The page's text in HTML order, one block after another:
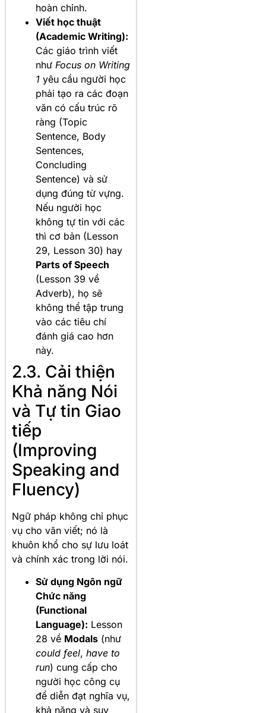
hoàn chỉnh.
Viết học thuật
(Academic Writing):
Các giáo trình viết
như Focus on Writing
1 yêu cầu người học
phải tạo ra các đoạn
văn có cấu trúc rõ
ràng (Topic
Sentence, Body
Sentences,
Concluding
Sentence) và sử
dụng đúng từ vựng.
Nếu người học
không tự tin với các
thì cơ bản (Lesson
29, Lesson 30) hay
Parts of Speech
(Lesson 39 về
Adverb), họ sẽ
không thể tập trung
vào các tiêu chí
đánh giá cao hơn
này.
2.3. Cải thiện
Khả năng Nói
và Tự tin Giao
tiếp
(Improving
Speaking and
Fluency)
Ngữ pháp không chỉ phục
vụ cho văn viết; nó là
khuôn khổ cho sự lưu loát
và chính xác trong lời nói.
Sử dụng Ngôn ngữ
Chức năng
(Functional
Language): Lesson
28 về Modals (như
could feel, have to
run) cung cấp cho
người học công cụ
để diễn đạt nghĩa vụ,
khả năng và suy